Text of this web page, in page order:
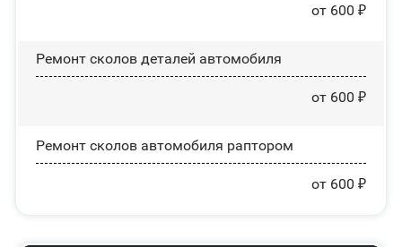
от 600 ₽
Ремонт сколов деталей автомобиля
от 600 ₽
Ремонт сколов автомобиля раптором
от 600 ₽